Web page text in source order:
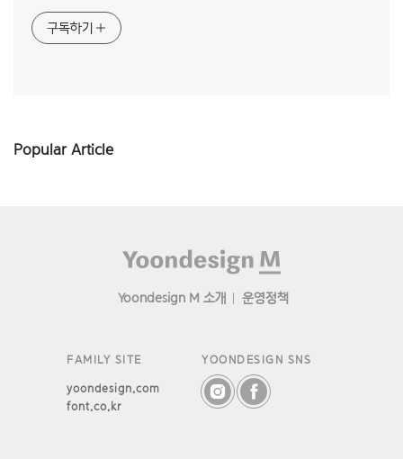
구독하기
Popular Article
Yoondesign M 소개 운영정책
FAMILY SITE
yoondesign.com
font.co.kr
YOONDESIGN SNS